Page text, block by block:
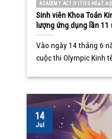
ACADEMY ACTIVITIES HOẠT
Sinh viên Khoa Toán
lượng ứng dụng lần 11
Vào ngày 14 tháng 6
cuộc thi Olympic Kinh
14
Jul